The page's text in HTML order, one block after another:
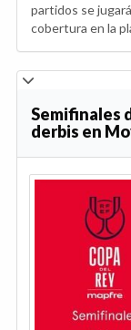
partidos se
cobertura en la
Semifinales
derbis en